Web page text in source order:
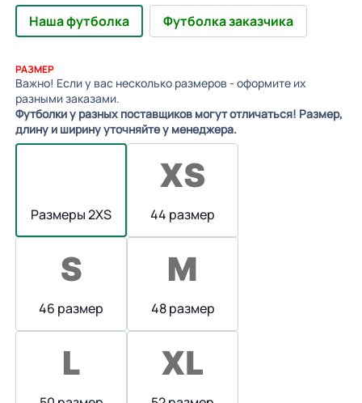
Наша футболка Футболка заказчика
РАЗМЕР
Важно! Если у вас несколько размеров - оформите их
разными заказами.
Футболки у разных поставщиков могут отличаться! Размер,
длину и ширину уточняйте у менеджера.
Размеры 2XS 44 размер
46 размер 48 размер